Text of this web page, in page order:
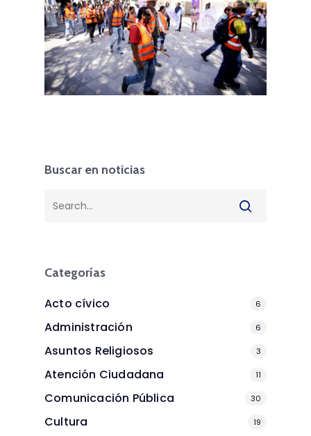
Buscar en noticias
Categorías
Acto cívico 6
Administración 6
Asuntos Religiosos 3
Atención Ciudadana 11
Comunicación Pública 30
Cultura 19